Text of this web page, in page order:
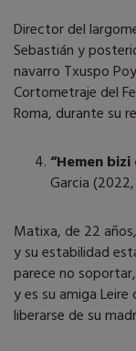
Director del
Sebastián y
navarro Txuspo
Cortometraje del
Roma, durante su
“Hemen
Garcia
Matixa, de 22
y su estabilidad
parece no
y es su amiga
liberarse de su